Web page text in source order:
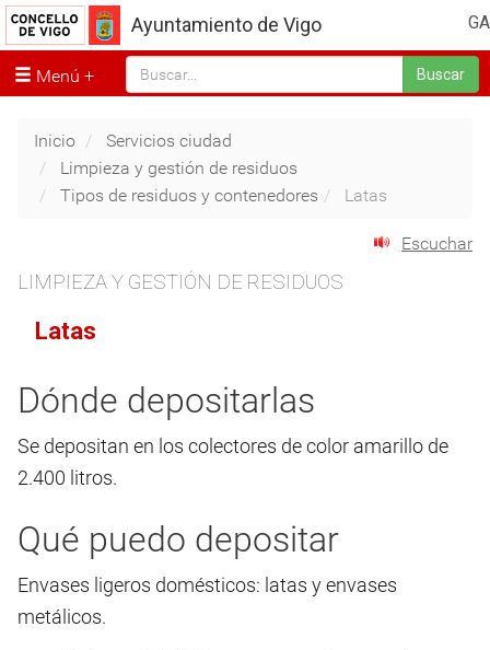
GA
Ayuntamiento de Vigo
Menú Buscar
Inicio
Servicios ciudad
Limpieza y gestión de residuos
Tipos de residuos y contenedores
Latas
Escuchar
LIMPIEZA Y GESTIÓN DE RESIDUOS
Latas
Dónde depositarlas
Se depositan en los colectores de color amarillo de
2.400 litros.
Qué puedo depositar
Envases ligeros domésticos: latas y envases
metálicos.